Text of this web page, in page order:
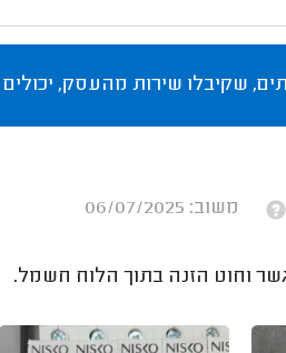
שקיבלו שירות מהעסק,
משוב: 06/07/2025